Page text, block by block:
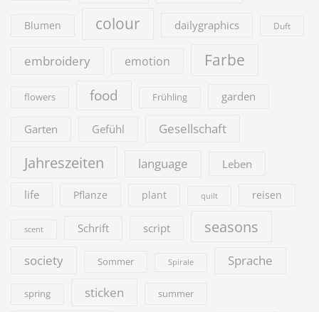
Blumen colour dailygraphics Duft
embroidery emotion Farbe
flowers food Frühling garden
Garten Gefühl Gesellschaft
Jahreszeiten language Leben
life Pflanze plant quilt reisen
scent Schrift script seasons
society Sommer Spirale Sprache
spring sticken summer